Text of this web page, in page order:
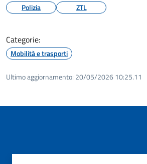
Polizia ZTL
Categorie:
Mobilità e trasporti
Ultimo aggiornamento: 20/05/2026 10:25.11